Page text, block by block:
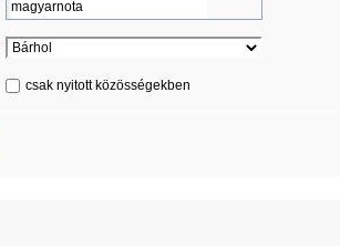
csak nyitott közösségekben